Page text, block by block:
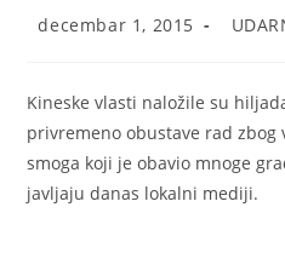
Post
decembar 1, 2015
Post
Kineske vlasti naložile su
privremeno obustave rad zbog
smoga koji je obavio mnoge
javljaju danas lokalni mediji.